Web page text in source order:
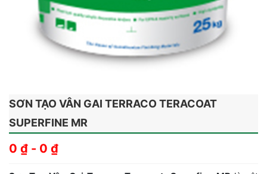
SƠN TẠO VÂN GAI TERRACO TERACOAT
SUPERFINE MR
0 ₫ - 0 ₫